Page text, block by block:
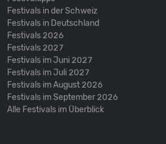
Festivals in der Schweiz
Festivals in Deutschland
Festivals 2026
Festivals 2027
Festivals im Juni 2027
Festivals im Juli 2027
Festivals im August 2026
Festivals im September 2026
Alle Festivals im Überblick